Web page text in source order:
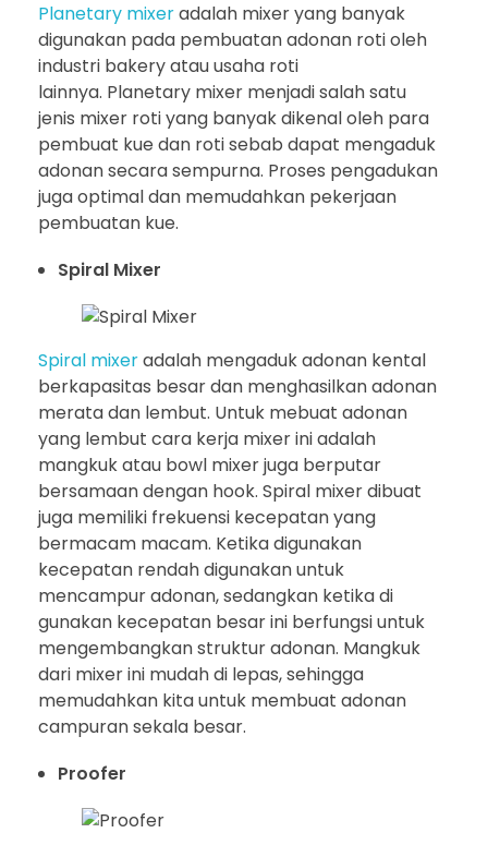
Planetary mixeradalah mixer yang banyak
digunakan pada pembuatan adonan roti oleh
industri bakery atau usaha roti
lainnya. Planetary mixer menjadi salah satu
jenis mixer roti yang banyak dikenal oleh para
pembuat kue dan roti sebab dapat mengaduk
adonan secara sempurna. Proses pengadukan
juga optimal dan memudahkan pekerjaan
pembuatan kue.
Spiral Mixer
Spiral mixeradalah mengaduk adonan kental
berkapasitas besar dan menghasilkan adonan
merata dan lembut. Untuk mebuat adonan
yang lembut cara kerja mixer ini adalah
mangkuk atau bowl mixer juga berputar
bersamaan dengan hook. Spiral mixer dibuat
juga memiliki frekuensi kecepatan yang
bermacam macam. Ketika digunakan
kecepatan rendah digunakan untuk
mencampur adonan, sedangkan ketika di
gunakan kecepatan besar ini berfungsi untuk
mengembangkan struktur adonan. Mangkuk
dari mixer ini mudah di lepas, sehingga
memudahkan kita untuk membuat adonan
campuran sekala besar.
Proofer